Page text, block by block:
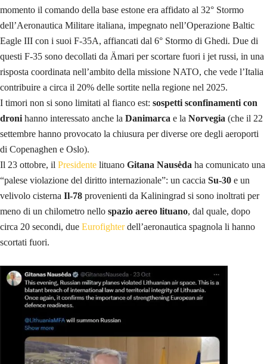
momento il comando della base estone era affidato al 32° Stormo
dell’Aeronautica Militare italiana, impegnato nell’Operazione Baltic
Eagle III con i suoi F‑35A, affiancati dal 6° Stormo di Ghedi. Due di
questi F‑35 sono decollati da Ämari per scortare fuori i jet russi, in una
risposta coordinata nell’ambito della missione NATO, che vede l’Italia
contribuire a circa il 20% delle sortite nella regione nel 2025.
I timori non si sono limitati al fianco est: sospetti sconfinamenti con
droni hanno interessato anche la Danimarca e la Norvegia (che il 22
settembre hanno provocato la chiusura per diverse ore degli aeroporti
di Copenaghen e Oslo).
Il 23 ottobre, il Presidente lituano Gitana Nausėda ha comunicato una
“palese violazione del diritto internazionale”: un caccia Su‑30 e un
velivolo cisterna Il‑78 provenienti da Kaliningrad si sono inoltrati per
meno di un chilometro nello spazio aereo lituano, dal quale, dopo
circa 20 secondi, due Eurofighterdell’aeronautica spagnola li hanno
scortati fuori.